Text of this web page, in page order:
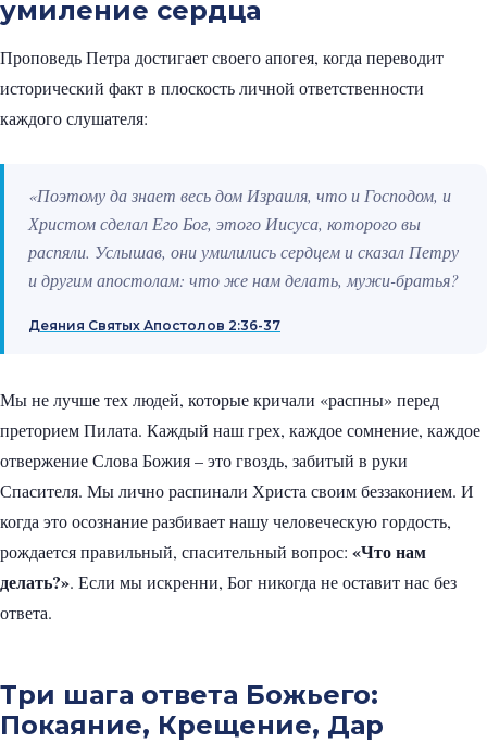
умиление сердца
Проповедь Петра достигает своего апогея, когда переводит
исторический факт в плоскость личной ответственности
каждого слушателя:
«Поэтому да знает весь дом Израиля, что и Господом, и
Христом сделал Его Бог, этого Иисуса, которого вы
распяли. Услышав, они умилились сердцем и сказал Петру
и другим апостолам: что же нам делать, мужи-братья?
Деяния Святых Апостолов 2:36-37
Мы не лучше тех людей, которые кричали «распны» перед
преторием Пилата. Каждый наш грех, каждое сомнение, каждое
отвержение Слова Божия – это гвоздь, забитый в руки
Спасителя. Мы лично распинали Христа своим беззаконием. И
когда это осознание разбивает нашу человеческую гордость,
рождается правильный, спасительный вопрос: «Что нам
делать?». Если мы искренни, Бог никогда не оставит нас без
ответа.
Три шага ответа Божьего:
Покаяние, Крещение, Дар